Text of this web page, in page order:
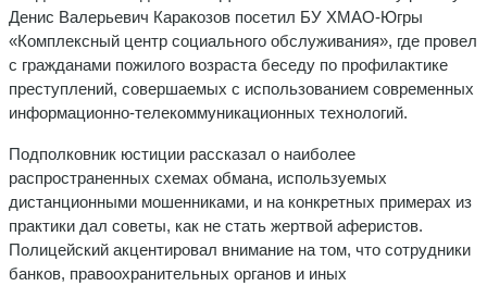
Денис Валерьевич Каракозов посетил БУ ХМАО-Югры
«Комплексный центр социального обслуживания», где провел
с гражданами пожилого возраста беседу по профилактике
преступлений, совершаемых с использованием современных
информационно-телекоммуникационных технологий.
Подполковник юстиции рассказал о наиболее
распространенных схемах обмана, используемых
дистанционными мошенниками, и на конкретных примерах из
практики дал советы, как не стать жертвой аферистов.
Полицейский акцентировал внимание на том, что сотрудники
банков, правоохранительных органов и иных